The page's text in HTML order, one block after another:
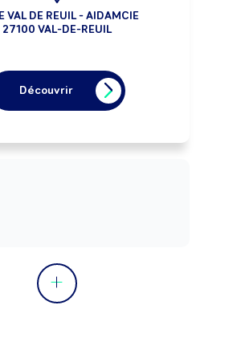
VAL DE REUIL - AIDAMCIE
27100 VAL-DE-REUIL
Découvrir